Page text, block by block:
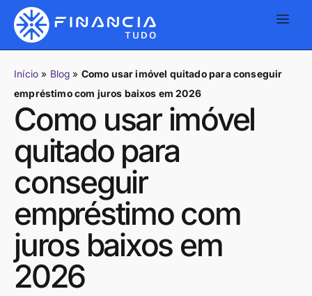
Início » Blog » Como usar imóvel quitado para conseguir
empréstimo com juros baixos em 2026
Como usar imóvel
quitado para
conseguir
empréstimo com
juros baixos em
2026